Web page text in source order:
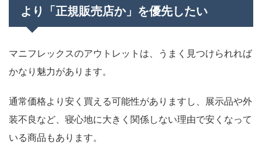
より「正規販売店か」を優先したい
マニフレックスのアウトレットは、うまく見つけられれば
かなり魅力があります。
通常価格より安く買える可能性がありますし、展示品や外
装不良など、寝心地に大きく関係しない理由で安くなって
いる商品もあります。